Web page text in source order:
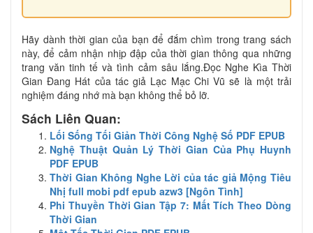
Hãy dành thời gian của bạn để đắm chìm trong trang sách
này, để cảm nhận nhịp đập của thời gian thông qua những
trang văn tinh tế và tình cảm sâu lắng.Đọc Nghe Kìa Thời
Gian Đang Hát của tác giả Lạc Mạc Chi Vũ sẽ là một trải
nghiệm đáng nhớ mà bạn không thể bỏ lỡ.
Sách Liên Quan:
Lối Sống Tối Giản Thời Công Nghệ Số PDF EPUB
Nghệ Thuật Quản Lý Thời Gian Của Phụ Huynh
PDF EPUB
Thời Gian Không Nghe Lời của tác giả Mộng Tiêu
Nhị full mobi pdf epub azw3 [Ngôn Tình]
Phi Thuyền Thời Gian Tập 7: Mất Tích Theo Dòng
Thời Gian